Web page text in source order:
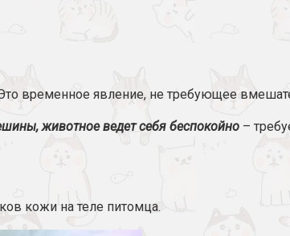
временное явление, не требующее
животное ведет себя беспокойно –
кожи на теле питомца.